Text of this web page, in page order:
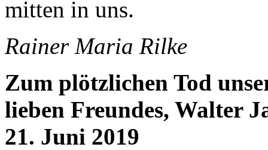
mitten in uns.
Rainer Maria Rilke
Zum plötzlichen Tod
lieben Freundes, Walter
21. Juni 2019